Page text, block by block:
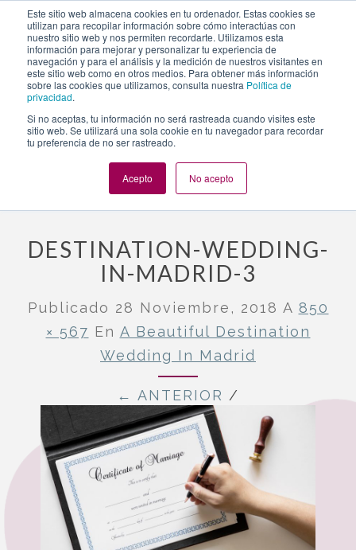
Este sitio web almacena cookies en tu ordenador. Estas cookies se
utilizan para recopilar información sobre cómo interactúas con
nuestro sitio web y nos permiten recordarte. Utilizamos esta
información para mejorar y personalizar tu experiencia de
navegación y para el análisis y la medición de nuestros visitantes en
este sitio web como en otros medios. Para obtener más información
sobre las cookies que utilizamos, consulta nuestra Política de
privacidad.
Si no aceptas, tu información no será rastreada cuando visites este
sitio web. Se utilizará una sola cookie en tu navegador para recordar
tu preferencia de no ser rastreado.
Acepto No acepto
https://www.evento.love/blog/destination-wedding-in-
madrid/destination-wedding-in-madrid-3/
Wedding in Madrid»A beautiful destination
destination-wedding-in-madrid-3
DESTINATION-WEDDING-
IN-MADRID-3
Publicado 28 Noviembre, 2018 A 850
× 567 En A Beautiful Destination
Wedding In Madrid
← ANTERIOR /